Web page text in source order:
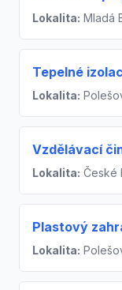
Lokalita: Mladá
Tepelné
Lokalita:
Vzdělávací
Lokalita: České
Plastový
Lokalita: